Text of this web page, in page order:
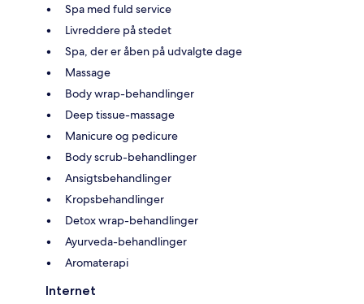
Spa med fuld service
Livreddere på stedet
Spa, der er åben på udvalgte dage
Massage
Body wrap-behandlinger
Deep tissue-massage
Manicure og pedicure
Body scrub-behandlinger
Ansigtsbehandlinger
Kropsbehandlinger
Detox wrap-behandlinger
Ayurveda-behandlinger
Aromaterapi
Internet